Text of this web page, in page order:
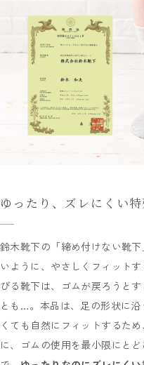
ゆったり、ズレにくい
鈴木靴下の「締め付けない靴
いように、やさしくフィット
びる靴下は、ゴムが戻ろうと
とも…。本品は、足の形状に
くても自然にフィットするた
に、ゴムの使用を最小限にとど